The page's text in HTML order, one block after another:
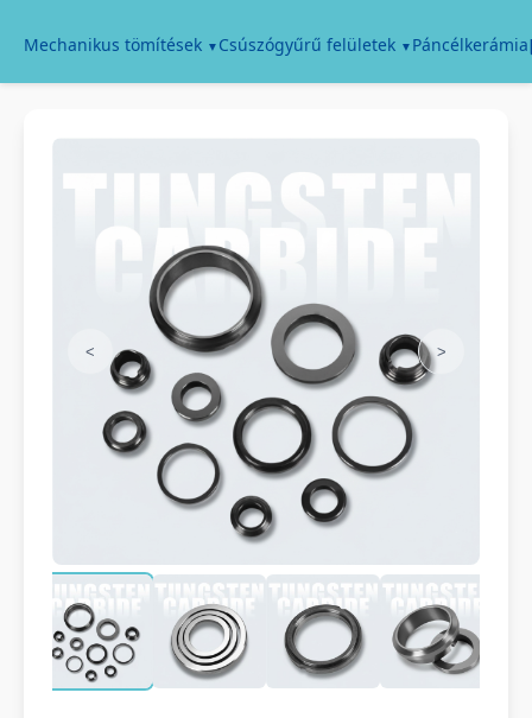
Mechanikus tömítések Csúszógyűrű felületek Páncélkerámia
< >